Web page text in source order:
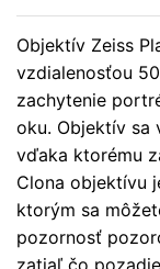
Objektív Zeiss
vzdialenosťou
zachytenie
oku. Objektív sa
vďaka ktorému
Clona objektívu
ktorým sa
pozornosť
zatiaľ čo